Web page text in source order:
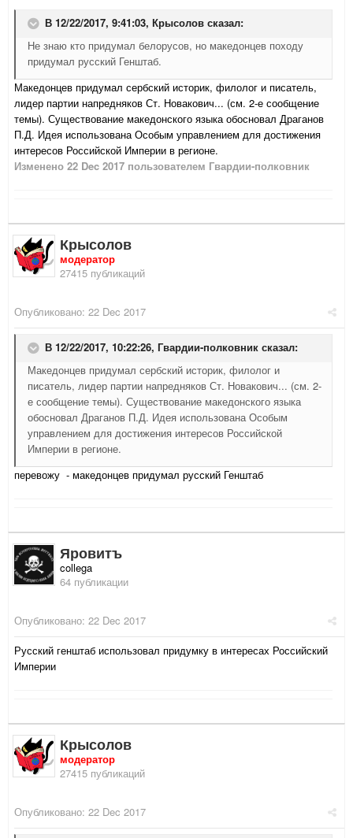
В 12/22/2017, 9:41:03, Крысолов сказал:
Не знаю кто придумал белорусов, но македонцев походу
придумал русский Генштаб.
Македонцев придумал сербский историк, филолог и писатель,
лидер партии напредняков Ст. Новакович... (см. 2-е сообщение
темы). Существование македонского языка обосновал Драганов
П.Д. Идея использована Особым управлением для достижения
интересов Российской Империи в регионе.
Изменено 22 Dec 2017 пользователем Гвардии-полковник
Крысолов
модератор
27415 публикаций
Опубликовано: 22 Dec 2017
В 12/22/2017, 10:22:26, Гвардии-полковник сказал:
Македонцев придумал сербский историк, филолог и
писатель, лидер партии напредняков Ст. Новакович... (см. 2-
е сообщение темы). Существование македонского языка
обосновал Драганов П.Д. Идея использована Особым
управлением для достижения интересов Российской
Империи в регионе.
перевожу - македонцев придумал русский Генштаб
Яровитъ
collega
64 публикации
Опубликовано: 22 Dec 2017
Русский генштаб использовал придумку в интересах Российский
Империи
Крысолов
модератор
27415 публикаций
Опубликовано: 22 Dec 2017